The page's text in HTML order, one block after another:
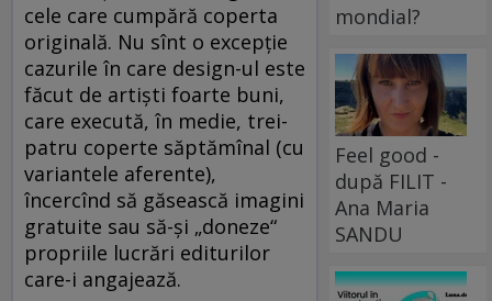
cele care cumpără coperta
originală. Nu sînt o excepţie
cazurile în care design-ul este
făcut de artişti foarte buni,
care execută, în medie, trei-
patru coperte săptămînal (cu
variantele aferente),
încercînd să găsească imagini
gratuite sau să-şi „doneze“
propriile lucrări editurilor
care-i angajează.
mondial?
Feel good -
după FILIT -
Ana Maria
SANDU